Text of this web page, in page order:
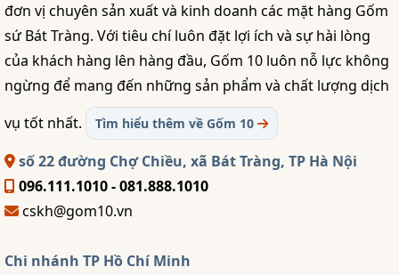
đơn vị chuyên sản xuất và kinh doanh các mặt hàng Gốm
sứ Bát Tràng. Với tiêu chí luôn đặt lợi ích và sự hài lòng
của khách hàng lên hàng đầu, Gốm 10 luôn nỗ lực không
ngừng để mang đến những sản phẩm và chất lượng dịch
vụ tốt nhất.
Tìm hiểu thêm về Gốm 10
số 22 đường Chợ Chiều, xã Bát Tràng, TP Hà Nội
096.111.1010 - 081.888.1010
cskh@gom10.vn
Chi nhánh TP Hồ Chí Minh